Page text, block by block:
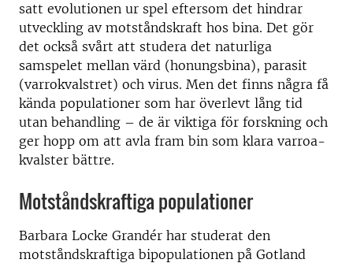
satt evolutionen ur spel eftersom det hindrar
utveckling av motståndskraft hos bina. Det gör
det också svårt att studera det naturliga
samspelet mellan värd (honungsbina), parasit
(varrokvalstret) och virus. Men det finns några få
kända populationer som har överlevt lång tid
utan behandling – de är viktiga för forskning och
ger hopp om att avla fram bin som klara varroa-
kvalster bättre.
Motståndskraftiga populationer
Barbara Locke Grandér har studerat den
motståndskraftiga bipopulationen på Gotland